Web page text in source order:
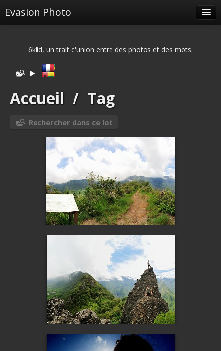
Evasion Photo
Tags liés
Spéciales
Menu
6klid, un trait d'union entre des photos et des mots.
Accueil / Tag
Rechercher dans ce lot